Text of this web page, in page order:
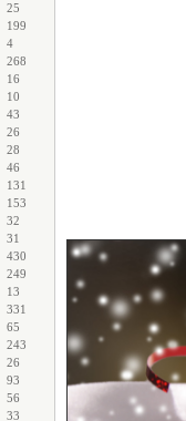
25
199
4
268
16
10
43
26
28
46
131
153
32
31
430
249
13
331
65
243
26
93
56
33